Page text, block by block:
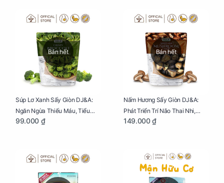
Bán hết
Súp Lơ Xanh Sấy Giòn DJ&A:
Ngăn Ngừa Thiếu Máu, Tiểu
Đường, Dị Tật Thai Nhi Túi 25g
99.000 ₫
Bán hết
Nấm Hương Sấy Giòn DJ&A:
Phát Triển Trí Não Thai Nhi,
Giảm Mệt Mỏi Cho Mẹ Bầu Túi
149.000 ₫